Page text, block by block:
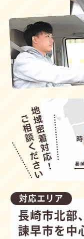
対応エリア
長崎市北部
諫早市を中